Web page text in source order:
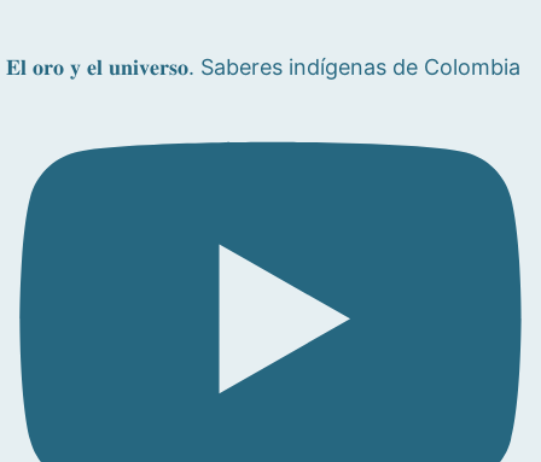
𝐄𝐥 𝐨𝐫𝐨 𝐲 𝐞𝐥 𝐮𝐧𝐢𝐯𝐞𝐫𝐬𝐨. Saberes indígenas de Colombia